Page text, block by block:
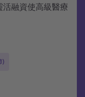
活融資使高級醫療
)